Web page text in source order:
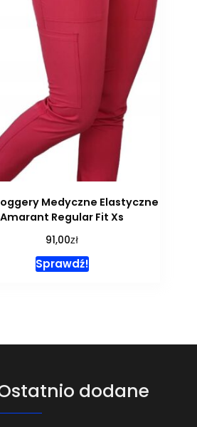
Medyczne Elastyczne
Amarant Regular Fit Xs
91,00zł
Sprawdź!
dodane